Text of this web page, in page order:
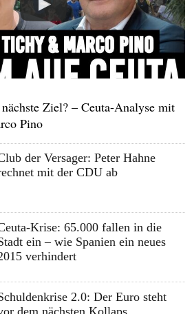
Ziel? – Ceuta-Analyse mit
Pino
der Versager: Peter Hahne
mit der CDU ab
Krise: 65.000 fallen in die
ein – wie Spanien ein neues
verhindert
2.0: Der Euro steht